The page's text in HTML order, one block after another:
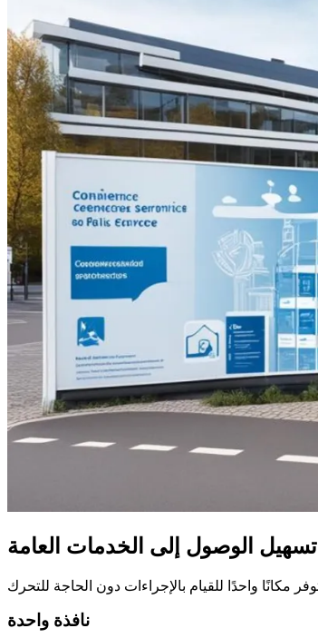
تسهيل الوصول إلى الخدمات العامة
نافذة واحدة